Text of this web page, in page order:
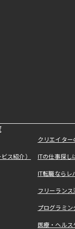
クリエイタ
ス紹介） ITの仕事探
IT転職なら
フリーラン
プログラミ
医療・ヘル